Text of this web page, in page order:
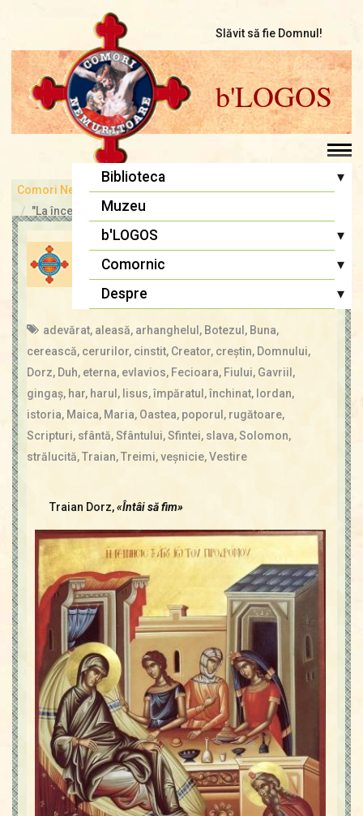
Slăvit să fie Domnul!
b'LOGOS
Biblioteca ▾
Fr. Ioan Marini
Muzeu
b'LOGOS
▾
Lupta cea bună
Multimedia
Pagina copiilor
Comornic ▾
Psaltirea
Mărgăritare
Calendar
Glosar
Despre ▾
Condiții de Colaborare
Contact
Comori Nemuritoare
bLOGOS
"La început a fost Cuvântul..."
DESPRE CINSTIREA MAICII
DOMNULUI
admin
adevărat, aleasă, arhanghelul, Botezul, Buna,
cerească, cerurilor, cinstit, Creator, creştin, Domnului,
Dorz, Duh, eterna, evlavios, Fecioara, Fiului, Gavriil,
gingaş, har, harul, Iisus,împăratul,închinat, Iordan,
istoria, Maica, Maria, Oastea, poporul, rugătoare,
Scripturi, sfântă,Sfântului,Sfintei, slava,Solomon,
strălucită,Traian,Treimi,veşnicie,Vestire
Traian Dorz,«Întâi să fim»